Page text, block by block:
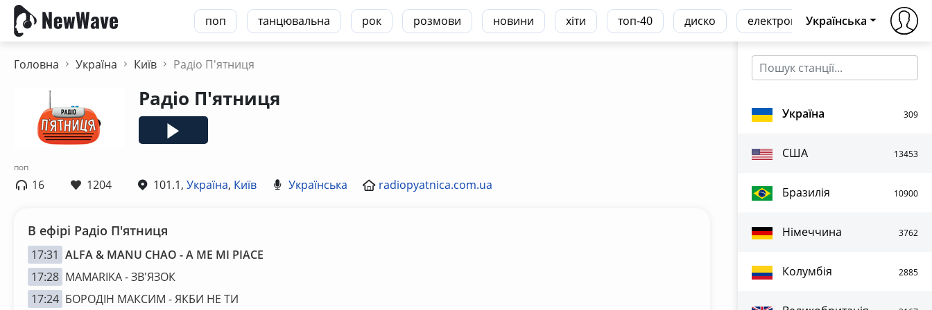
поп танцювальна рок розмови новини хіти топ-40 диско електронна транс хаус
Українська
Україна 309
США 13453
Бразилія 10900
Німеччина 3762
Колумбія 2885
Головна Україна Київ Радіо П'ятниця
Радіо П'ятниця
поп
16 1204 101.1,Україна, Київ Українська radiopyatnica.com.ua
В ефірі Радіо П'ятниця
17:31 ALFA & MANU CHAO - A ME MI PIACE
17:28 MAMARIKA - ЗВ'ЯЗОК
17:24 БОРОДІН МАКСИМ - ЯКБИ НЕ ТИ